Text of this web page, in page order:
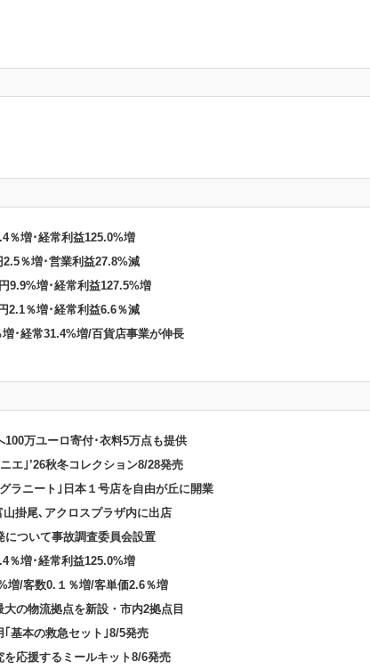
％増･経常利益125.0%増
％増･営業利益27.8%減
9.9%増･経常利益127.5%増
2.1％増･経常利益6.6％減
･経常31.4%増/百貨店事業が伸長
万ユーロ寄付･衣料5万点も提供
エ｣’26秋冬コレクション8/28発売
ラニート｣日本１号店を自由が丘に開業
掛尾､アクロスプラザ内に出店
ついて事故調査委員会設置
％増･経常利益125.0%増
増/客数0.１％増/客単価2.6％増
の物流拠点を新設・市内2拠点目
基本の救急セット｣8/5発売
応援するミールキット8/6発売